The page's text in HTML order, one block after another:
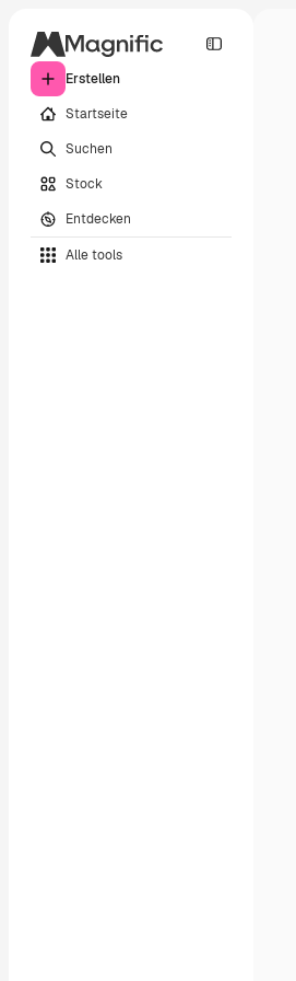
Erstellen
Startseite
Suchen
Stock
Entdecken
Alle tools